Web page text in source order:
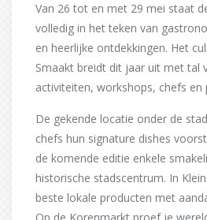
Van 26 tot en met 29 mei staat
volledig in het teken van
en heerlijke ontdekkingen. Het
Smaakt breidt dit jaar uit met tal
activiteiten, workshops, chefs en
De gekende locatie onder de
chefs hun signature dishes
de komende editie enkele
historische stadscentrum. In
beste lokale producten met